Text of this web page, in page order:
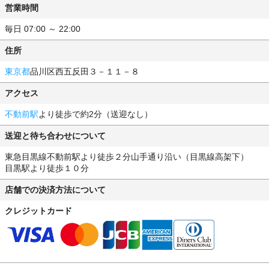
営業時間
毎日 07:00 ～ 22:00
住所
東京都品川区西五反田３－１１－８
アクセス
不動前駅より徒歩で約2分（送迎なし）
送迎と待ち合わせについて
東急目黒線不動前駅より徒歩２分山手通り沿い（目黒線高架下）
目黒駅より徒歩１０分
店舗での決済方法について
クレジットカード